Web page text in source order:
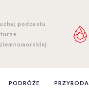
podcastu
PODRÓŻE PRZYRODA